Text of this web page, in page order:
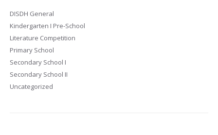
DISDH General
Kindergarten I Pre-School
Literature Competition
Primary School
Secondary School I
Secondary School II
Uncategorized